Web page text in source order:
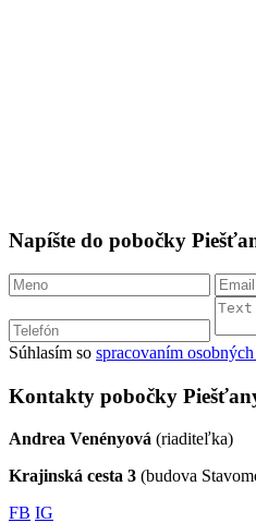
Napíšte do pobočky
Súhlasím so spracovaním
Kontakty pobočky
Andrea Venényová (riaditeľka)
Krajinská cesta 3 (budova
FB IG